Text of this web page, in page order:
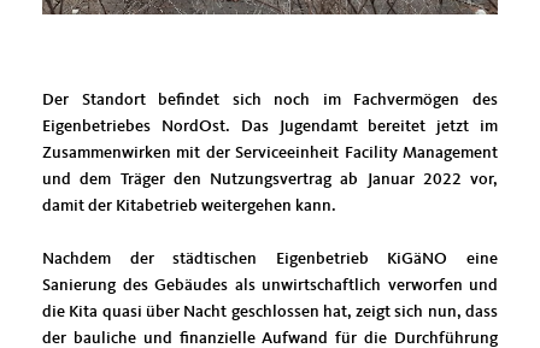
Der Standort befindet sich noch im Fachvermögen des
Eigenbetriebes NordOst. Das Jugendamt bereitet jetzt im
Zusammenwirken mit der Serviceeinheit Facility Management
und dem Träger den Nutzungsvertrag ab Januar 2022 vor,
damit der Kitabetrieb weitergehen kann.
Nachdem der städtischen Eigenbetrieb KiGäNO eine
Sanierung des Gebäudes als unwirtschaftlich verworfen und
die Kita quasi über Nacht geschlossen hat, zeigt sich nun, dass
der bauliche und finanzielle Aufwand für die Durchführung